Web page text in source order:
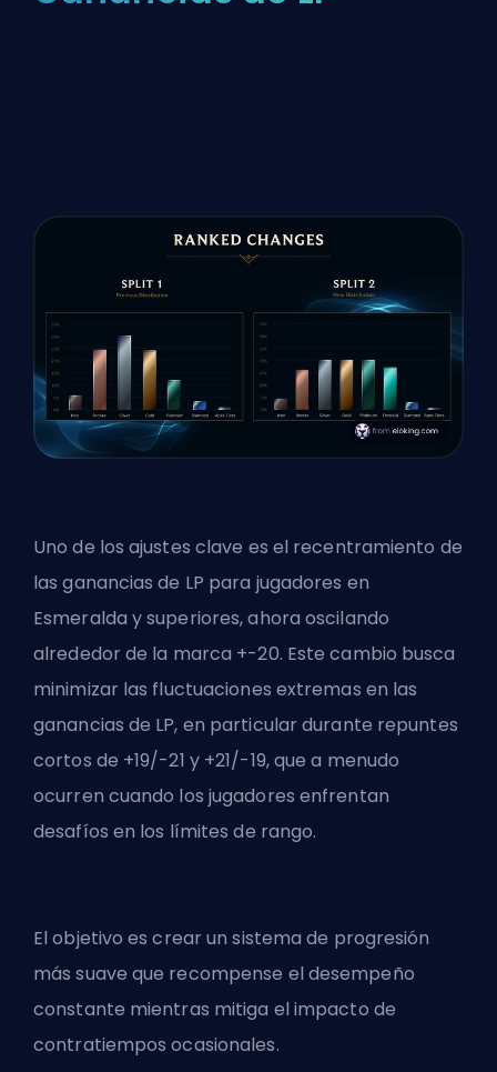
Uno de los ajustes clave es el recentramiento de
las ganancias de LP para jugadores en
Esmeralda y superiores, ahora oscilando
alrededor de la marca +-20. Este cambio busca
minimizar las fluctuaciones extremas en las
ganancias de LP, en particular durante repuntes
cortos de +19/-21 y +21/-19, que a menudo
ocurren cuando los jugadores enfrentan
desafíos en los límites de rango.
El objetivo es crear un sistema de progresión
más suave que recompense el desempeño
constante mientras mitiga el impacto de
contratiempos ocasionales.